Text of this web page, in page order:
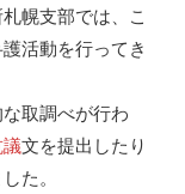
幌支部では、こ
活動を行ってき
取調べが行わ
文を提出したり
た。